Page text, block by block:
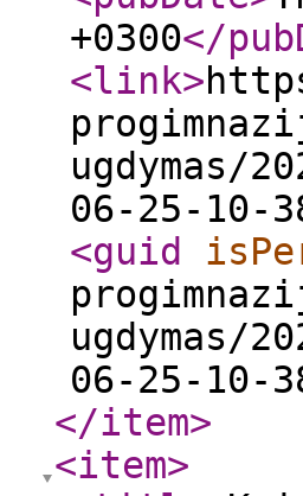
+0300</
<link>
06-25-10-
<guid
06-25-10-
</item>
<item>